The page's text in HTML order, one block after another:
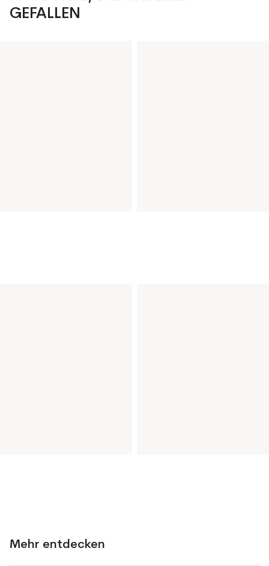
GEFALLEN
Mehr entdecken